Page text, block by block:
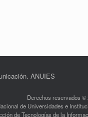
ANUIES
Derechos reservados ©
de Universidades e
de Tecnologías de la